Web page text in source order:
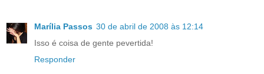
Marília Passos 30 de abril de 2008 às 12:14
Isso é coisa de gente pevertida!
Responder